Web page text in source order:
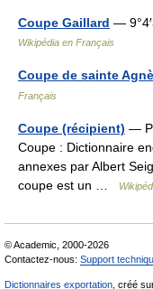
Coupe Gaillard —
Wikipédia en Français
Coupe de sainte
Français
Coupe (récipient) —
Coupe : Dictionnaire
annexes par Albert
coupe est un …
© Academic, 2000-2026
Contactez-nous: Support
Dictionnaires exportation , créé